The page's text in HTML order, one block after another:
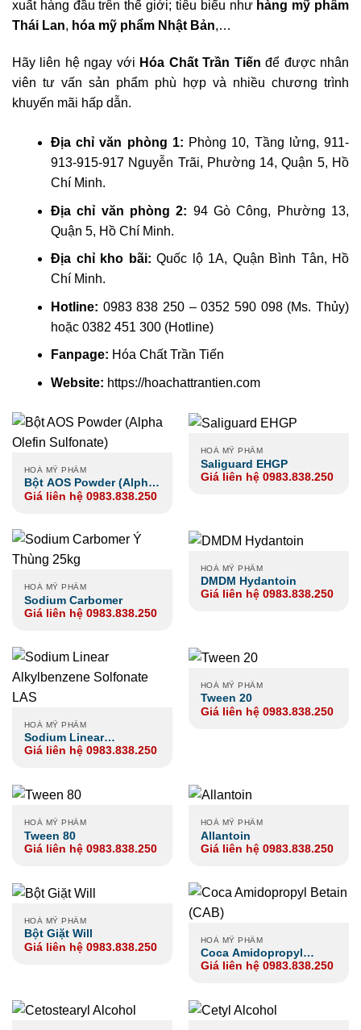
xuất hàng đầu trên thế giới; tiêu biểu như hàng mỹ phẩm
Thái Lan, hóa mỹ phẩm Nhật Bản,…
Hãy liên hệ ngay với Hóa Chất Trần Tiến để được nhân
viên tư vấn sản phẩm phù hợp và nhiều chương trình
khuyến mãi hấp dẫn.
Địa chỉ văn phòng 1: Phòng 10, Tầng lửng, 911-
913-915-917 Nguyễn Trãi, Phường 14, Quận 5, Hồ
Chí Minh.
Địa chỉ văn phòng 2: 94 Gò Công, Phường 13,
Quận 5, Hồ Chí Minh.
Địa chỉ kho bãi: Quốc lộ 1A, Quận Bình Tân, Hồ
Chí Minh.
Hotline: 0983 838 250 – 0352 590 098 (Ms. Thủy)
hoặc 0382 451 300 (Hotline)
Fanpage: Hóa Chất Trần Tiến
Website: https://hoachattrantien.com
HOÁ MỸ PHẨM
Bột AOS Powder (Alpha
Olefin Sulfonate)
Giá liên hệ 0983.838.250
HOÁ MỸ PHẨM
Saliguard EHGP
Giá liên hệ 0983.838.250
HOÁ MỸ PHẨM
Sodium Carbomer
Giá liên hệ 0983.838.250
HOÁ MỸ PHẨM
DMDM Hydantoin
Giá liên hệ 0983.838.250
HOÁ MỸ PHẨM
Sodium Linear
Alkylbenzene Solfonate
Giá liên hệ 0983.838.250
HOÁ MỸ PHẨM
Tween 20
Giá liên hệ 0983.838.250
HOÁ MỸ PHẨM
Tween 80
Giá liên hệ 0983.838.250
HOÁ MỸ PHẨM
Allantoin
Giá liên hệ 0983.838.250
HOÁ MỸ PHẨM
Bột Giặt Will
Giá liên hệ 0983.838.250
HOÁ MỸ PHẨM
Coca Amidopropyl
Betain (CAB)
Giá liên hệ 0983.838.250